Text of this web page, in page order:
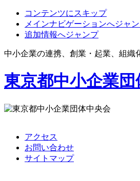
コンテンツにスキップ
メインナビゲーションへジャ
追加情報へジャンプ
中小企業の連携、創業・起業、組織
東京都中小企業
アクセス
お問い合わせ
サイトマップ